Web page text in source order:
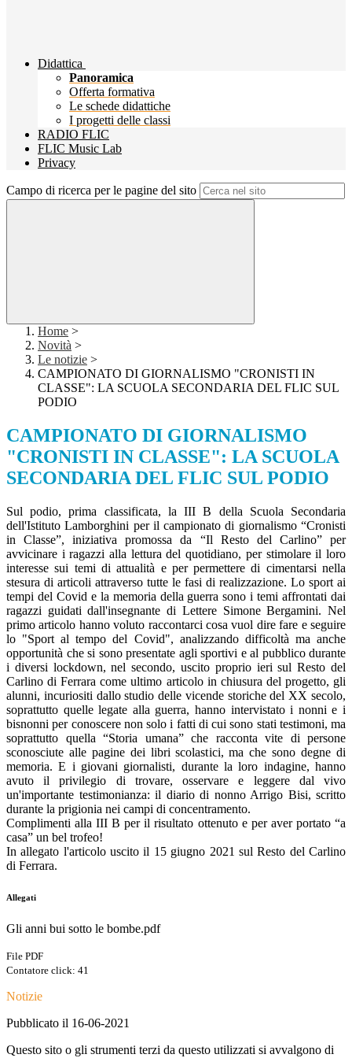
Didattica
Panoramica
Offerta formativa
Le schede didattiche
I progetti delle classi
RADIO FLIC
FLIC Music Lab
Privacy
Campo di ricerca per le pagine del sito
Home >
Novità >
Le notizie >
CAMPIONATO DI GIORNALISMO "CRONISTI IN
CLASSE": LA SCUOLA SECONDARIA DEL FLIC SUL
PODIO
CAMPIONATO DI GIORNALISMO
"CRONISTI IN CLASSE": LA SCUOLA
SECONDARIA DEL FLIC SUL PODIO
Sul podio, prima classificata, la III B della Scuola Secondaria
dell'Istituto Lamborghini per il campionato di giornalismo “Cronisti
in Classe”, iniziativa promossa da “Il Resto del Carlino” per
avvicinare i ragazzi alla lettura del quotidiano, per stimolare il loro
interesse sui temi di attualità e per permettere di cimentarsi nella
stesura di articoli attraverso tutte le fasi di realizzazione. Lo sport ai
tempi del Covid e la memoria della guerra sono i temi affrontati dai
ragazzi guidati dall'insegnante di Lettere Simone Bergamini. Nel
primo articolo hanno voluto raccontarci cosa vuol dire fare e seguire
lo "Sport al tempo del Covid", analizzando difficoltà ma anche
opportunità che si sono presentate agli sportivi e al pubblico durante
i diversi lockdown, nel secondo, uscito proprio ieri sul Resto del
Carlino di Ferrara come ultimo articolo in chiusura del progetto, gli
alunni, incuriositi dallo studio delle vicende storiche del XX secolo,
soprattutto quelle legate alla guerra, hanno intervistato i nonni e i
bisnonni per conoscere non solo i fatti di cui sono stati testimoni, ma
soprattutto quella “Storia umana” che racconta vite di persone
sconosciute alle pagine dei libri scolastici, ma che sono degne di
memoria. E i giovani giornalisti, durante la loro indagine, hanno
avuto il privilegio di trovare, osservare e leggere dal vivo
un'importante testimonianza: il diario di nonno Arrigo Bisi, scritto
durante la prigionia nei campi di concentramento.
Complimenti alla III B per il risultato ottenuto e per aver portato “a
casa” un bel trofeo!
In allegato l'articolo uscito il 15 giugno 2021 sul Resto del Carlino
di Ferrara.
Allegati
Gli anni bui sotto le bombe.pdf
File PDF
Contatore click: 41
Notizie
Pubblicato il 16-06-2021
Questo sito o gli strumenti terzi da questo utilizzati si avvalgono di